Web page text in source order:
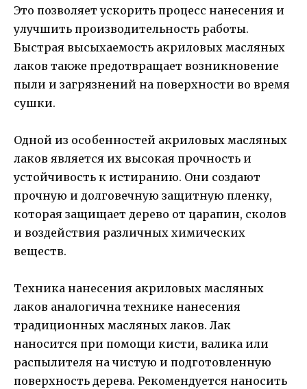
Это позволяет ускорить процесс нанесения и
улучшить производительность работы.
Быстрая высыхаемость акриловых масляных
лаков также предотвращает возникновение
пыли и загрязнений на поверхности во время
сушки.
Одной из особенностей акриловых масляных
лаков является их высокая прочность и
устойчивость к истиранию. Они создают
прочную и долговечную защитную пленку,
которая защищает дерево от царапин, сколов
и воздействия различных химических
веществ.
Техника нанесения акриловых масляных
лаков аналогична технике нанесения
традиционных масляных лаков. Лак
наносится при помощи кисти, валика или
распылителя на чистую и подготовленную
поверхность дерева. Рекомендуется наносить